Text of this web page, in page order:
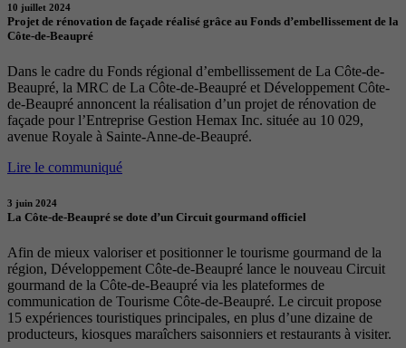
10 juillet 2024
Projet de rénovation de façade réalisé grâce au Fonds d’embellissement de la
Côte-de-Beaupré
Dans le cadre du Fonds régional d’embellissement de La Côte-de-
Beaupré, la MRC de La Côte-de-Beaupré et Développement Côte-
de-Beaupré annoncent la réalisation d’un projet de rénovation de
façade pour l’Entreprise Gestion Hemax Inc. située au 10 029,
avenue Royale à Sainte-Anne-de-Beaupré.
Lire le communiqué
3 juin 2024
La Côte-de-Beaupré se dote d’un Circuit gourmand officiel
Afin de mieux valoriser et positionner le tourisme gourmand de la
région, Développement Côte-de-Beaupré lance le nouveau Circuit
gourmand de la Côte-de-Beaupré via les plateformes de
communication de Tourisme Côte-de-Beaupré. Le circuit propose
15 expériences touristiques principales, en plus d’une dizaine de
producteurs, kiosques maraîchers saisonniers et restaurants à visiter.